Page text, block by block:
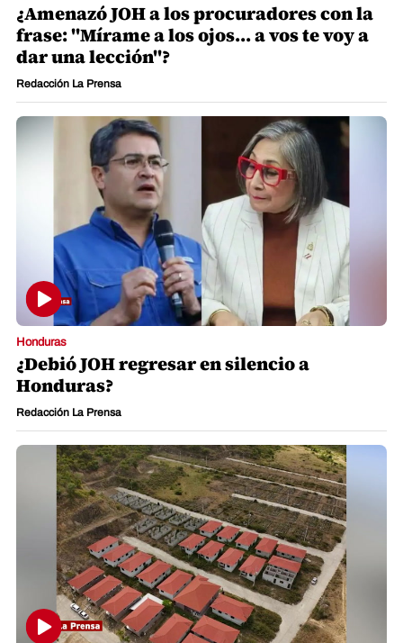
¿Amenazó JOH a los procuradores con la
frase: "Mírame a los ojos... a vos te voy a
dar una lección"?
Redacción La Prensa
Honduras
¿Debió JOH regresar en silencio a
Honduras?
Redacción La Prensa